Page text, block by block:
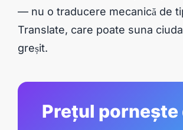
— nu o traducere mecanică de
Translate, care poate suna
greșit.
Prețul pornește